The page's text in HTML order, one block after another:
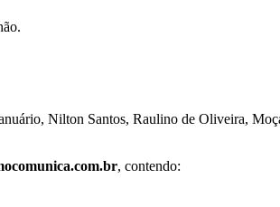
Nilton Santos, Raulino de Oliveira,
, contendo: